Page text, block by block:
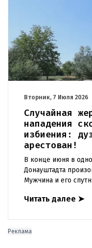
Вторник, 7 Июля 2026
Случайная
нападения
избиения:
арестован!
В конце июня в
Донауштадта
Мужчина и его
Следователям
Читать далее ➤
Реклама